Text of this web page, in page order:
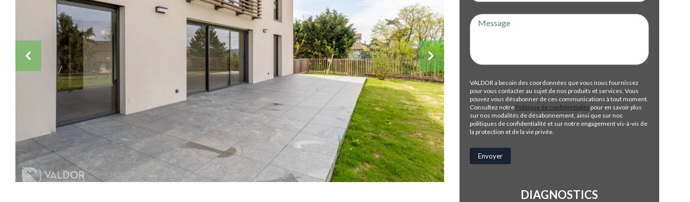
VALDOR a besoin des coordonnées que vous nous fournissez
pour vous contacter au sujet de nos produits et services. Vous
pouvez vous désabonner de ces communications à tout moment.
Consultez notre Politique de confidentialité pour en savoir plus
sur nos modalités de désabonnement, ainsi que sur nos
politiques de confidentialité et sur notre engagement vis-à-vis de
la protection et de la vie privée.
DIAGNOSTICS